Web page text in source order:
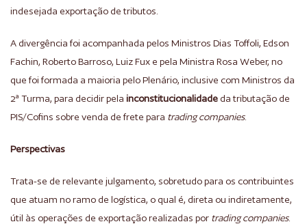
indesejada exportação de tributos.
A divergência foi acompanhada pelos Ministros Dias Toffoli, Edson
Fachin, Roberto Barroso, Luiz Fux e pela Ministra Rosa Weber, no
que foi formada a maioria pelo Plenário, inclusive com Ministros da
2ª Turma, para decidir pela inconstitucionalidade da tributação de
PIS/Cofins sobre venda de frete para trading companies.
Perspectivas
Trata-se de relevante julgamento, sobretudo para os contribuintes
que atuam no ramo de logística, o qual é, direta ou indiretamente,
útil às operações de exportação realizadas por trading companies.